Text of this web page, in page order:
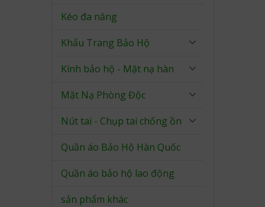
Kéo đa năng
Khẩu Trang Bảo Hộ
Kính bảo hộ - Mặt nạ hàn
Mặt Nạ Phòng Độc
Nút tai - Chụp tai chống ồn
Quần áo Bảo Hộ Hàn Quốc
Quần áo bảo hộ lao động
sản phẩm khác